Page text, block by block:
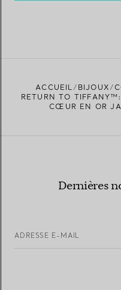
ACCUEIL BIJOUX
RETURN TO
CŒUR EN OR
Dernières
ADRESSE E-MAIL